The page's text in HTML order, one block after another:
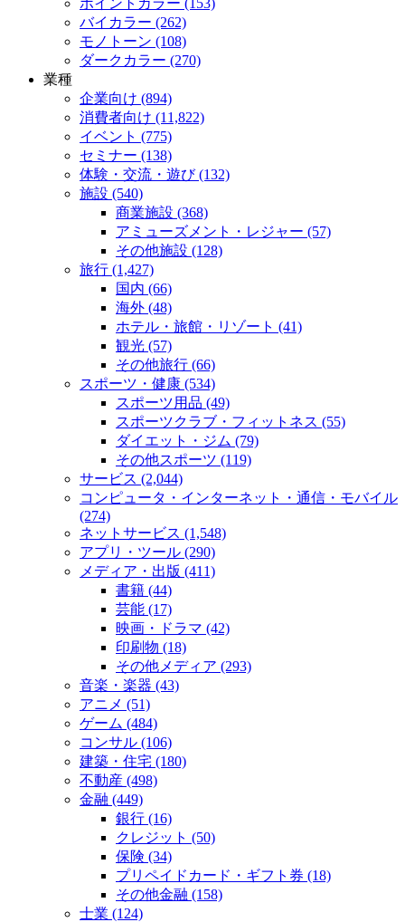
バイカラー (262)
モノトーン (108)
ダークカラー (270)
業種
企業向け (894)
消費者向け (11,822)
イベント (775)
セミナー (138)
体験・交流・遊び (132)
施設 (540)
商業施設 (368)
アミューズメント・レジャー (57)
その他施設 (128)
旅行 (1,427)
国内 (66)
海外 (48)
ホテル・旅館・リゾート (41)
観光 (57)
その他旅行 (66)
スポーツ・健康 (534)
スポーツ用品 (49)
スポーツクラブ・フィットネス (55)
ダイエット・ジム (79)
その他スポーツ (119)
サービス (2,044)
コンピュータ・インターネット・通信・モバイル
(274)
ネットサービス (1,548)
アプリ・ツール (290)
メディア・出版 (411)
書籍 (44)
芸能 (17)
映画・ドラマ (42)
印刷物 (18)
その他メディア (293)
音楽・楽器 (43)
アニメ (51)
ゲーム (484)
コンサル (106)
建築・住宅 (180)
不動産 (498)
金融 (449)
銀行 (16)
クレジット (50)
保険 (34)
プリペイドカード・ギフト券 (18)
その他金融 (158)
士業 (124)